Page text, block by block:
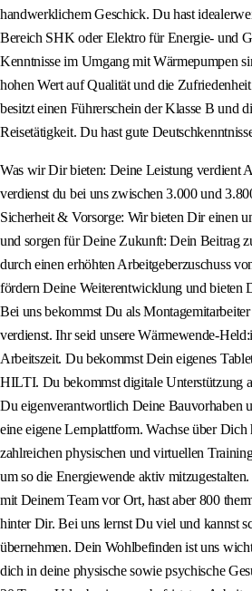
handwerklichem Geschick. Du hast
Bereich SHK oder Elektro für Energie- und
Kenntnisse im Umgang mit Wärmepumpen
hohen Wert auf Qualität und die
besitzt einen Führerschein der Klasse B und
Reisetätigkeit. Du hast gute
Was wir Dir bieten: Deine Leistung verdient
verdienst du bei uns zwischen 3.000 und
Sicherheit & Vorsorge: Wir bieten Dir einen
und sorgen für Deine Zukunft: Dein Beitrag
durch einen erhöhten Arbeitgeberzuschuss
fördern Deine Weiterentwicklung und bieten
Bei uns bekommst Du als
verdienst. Ihr seid unsere Wärmewende-
Arbeitszeit. Du bekommst Dein eigenes
HILTI. Du bekommst digitale Unterstützung
Du eigenverantwortlich Deine Bauvorhaben
eine eigene Lernplattform. Wachse über Dich
zahlreichen physischen und virtuellen
um so die Energiewende aktiv
mit Deinem Team vor Ort, hast aber 800
hinter Dir. Bei uns lernst Du viel und kannst
übernehmen. Dein Wohlbefinden ist uns
dich in deine physische sowie psychische